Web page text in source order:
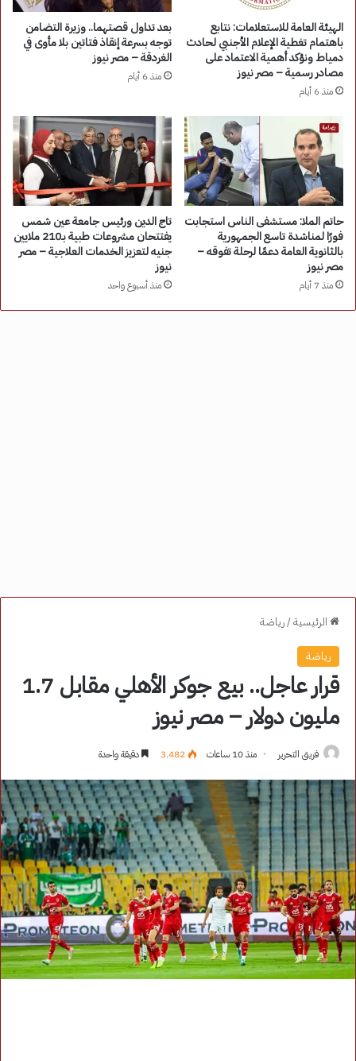
الهيئة العامة للاستعلامات: نتابع
باهتمام تغطية الإعلام الأجنبي لحادث
دمياط ونؤكد أهمية الاعتماد على
مصادر رسمية – مصر نيوز
منذ 6 أيام
بعد تداول قصتهما.. وزيرة التضامن
توجه بسرعة إنقاذ فتاتين بلا مأوى في
الغردقة – مصر نيوز
منذ 6 أيام
حاتم الملا: مستشفى الناس استجابت
فورًا لمناشدة تاسع الجمهورية
بالثانوية العامة دعمًا لرحلة تفوقه –
مصر نيوز
منذ 7 أيام
تاج الدين ورئيس جامعة عين شمس
يفتتحان مشروعات طبية بـ210 ملايين
جنيه لتعزيز الخدمات العلاجية – مصر
نيوز
منذ أسبوع واحد